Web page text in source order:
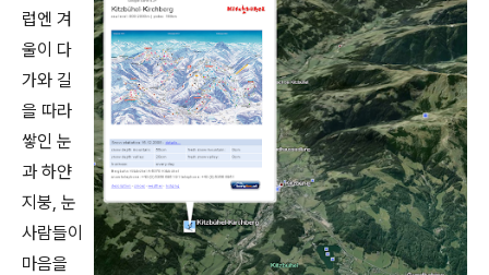
럽엔 겨
울이 다
가와 길
을 따라
쌓인 눈
과 하얀
지붕, 눈
사람들이
마음을